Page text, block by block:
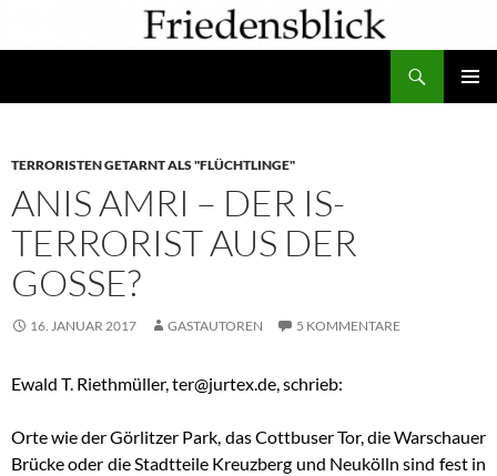
TERRORISTEN GETARNT ALS "FLÜCHTLINGE"
ANIS AMRI – DER IS-
TERRORIST AUS DER
GOSSE?
16. JANUAR 2017 GASTAUTOREN 5 KOMMENTARE
Ewald T. Riethmüller, ter@jurtex.de, schrieb:
Orte wie der Görlitzer Park, das Cottbuser Tor, die Warschauer
Brücke oder die Stadtteile Kreuzberg und Neukölln sind fest in